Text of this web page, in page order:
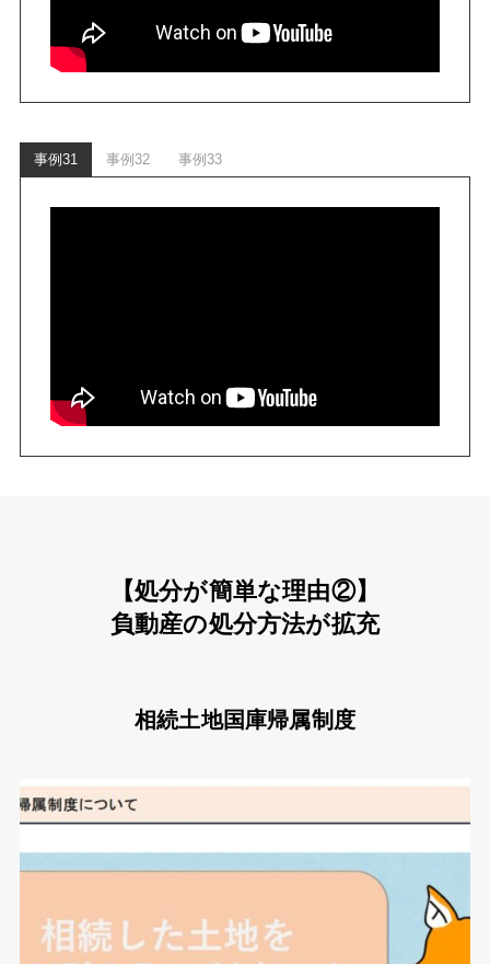
事例31 事例32 事例33
【処分が簡単な理由②】
負動産の処分方法が拡充
相続土地国庫帰属制度